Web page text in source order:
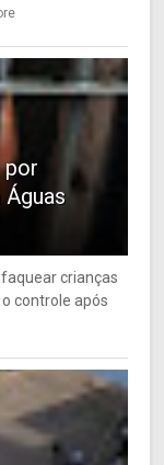
por
crianças
controle após